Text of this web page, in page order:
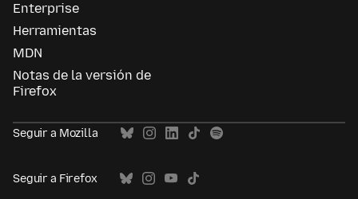
Enterprise
Herramientas
MDN
Notas de la versión de
Firefox
Seguir a Mozilla
Seguir a Firefox